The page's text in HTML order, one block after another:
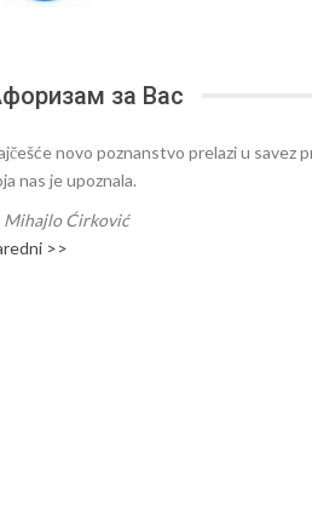
за Вас
novo poznanstvo prelazi u savez
nas je upoznala.
Mihajlo Ćirković
>>